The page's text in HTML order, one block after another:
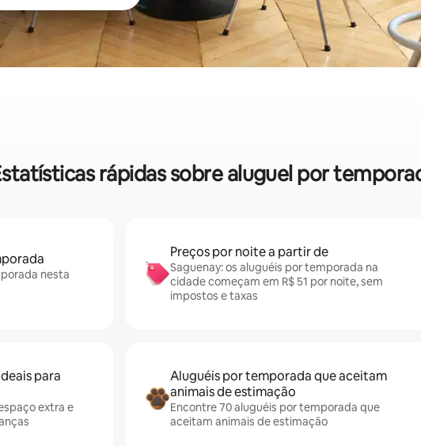
rápidas sobre aluguel por
nesta
Preços por noite a partir de
Saguenay: os aluguéis por temporada na
cidade começam em R$ 51 por noite, sem
impostos e taxas
para
extra e
Aluguéis por temporada que aceitam
animais de estimação
Encontre 70 aluguéis por temporada que
aceitam animais de estimação